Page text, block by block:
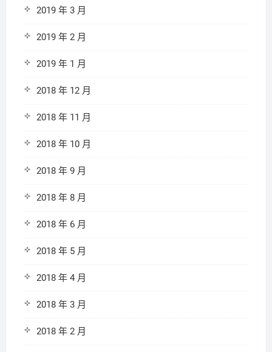
2019 年 3 月
2019 年 2 月
2019 年 1 月
2018 年 12 月
2018 年 11 月
2018 年 10 月
2018 年 9 月
2018 年 8 月
2018 年 6 月
2018 年 5 月
2018 年 4 月
2018 年 3 月
2018 年 2 月